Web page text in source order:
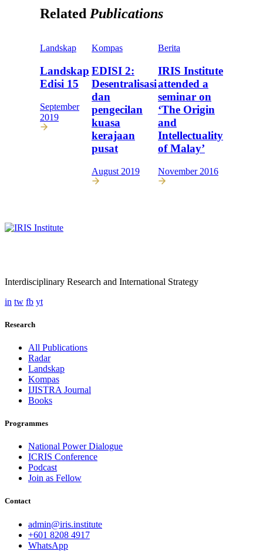
Related Publications
Landskap
Landskap
Edisi 15
September
2019
Kompas
EDISI 2:
Desentralisasi
dan
pengecilan
kuasa
kerajaan
pusat
August 2019
Berita
IRIS Institute
attended a
seminar on
‘The Origin
and
Intellectuality
of Malay’
November 2016
Interdisciplinary Research and International Strategy
in tw fb yt
Research
All Publications
Radar
Landskap
Kompas
IJISTRA Journal
Books
Programmes
National Power Dialogue
ICRIS Conference
Podcast
Join as Fellow
Contact
admin@iris.institute
+601 8208 4917
WhatsApp